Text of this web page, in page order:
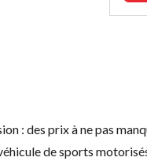
: des prix à ne pas
de sports